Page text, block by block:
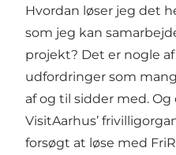
Hvordan løser jeg det
som jeg kan
projekt? Det er nogle
udfordringer som
af og til sidder med.
VisitAarhus’
forsøgt at løse med